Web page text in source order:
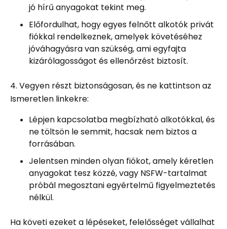
jó hírű anyagokat tekint meg.
Előfordulhat, hogy egyes felnőtt alkotók privát
fiókkal rendelkeznek, amelyek követéséhez
jóváhagyásra van szükség, ami egyfajta
kizárólagosságot és ellenőrzést biztosít.
4. Vegyen részt biztonságosan, és ne kattintson az
Ismeretlen linkekre:
Lépjen kapcsolatba megbízható alkotókkal, és
ne töltsön le semmit, hacsak nem biztos a
forrásában.
Jelentsen minden olyan fiókot, amely kéretlen
anyagokat tesz közzé, vagy NSFW-tartalmat
próbál megosztani egyértelmű figyelmeztetés
nélkül.
Ha követi ezeket a lépéseket, felelősséget vállalhat